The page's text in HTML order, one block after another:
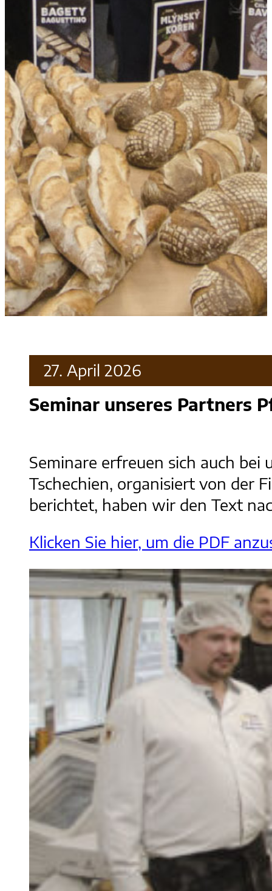
27. April 2026
Seminar unseres Partners
Seminare erfreuen sich auch
Tschechien, organisiert von der
berichtet, haben wir den Text
Klicken Sie hier, um die PDF